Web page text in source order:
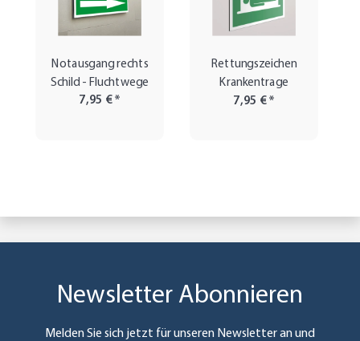
Notausgang rechts
Schild - Fluchtwege
7,95 €*
Rettungszeichen
Krankentrage
7,95 €*
Newsletter Abonnieren
Melden Sie sich jetzt für unseren Newsletter an und